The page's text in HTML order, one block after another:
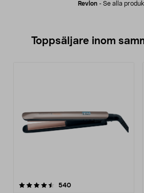
Revlon- Se alla
Toppsäljare inom
540recensioner
4.5 av 5 stjärnor